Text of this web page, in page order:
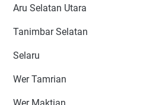
Aru Selatan Utara
Tanimbar Selatan
Selaru
Wer Tamrian